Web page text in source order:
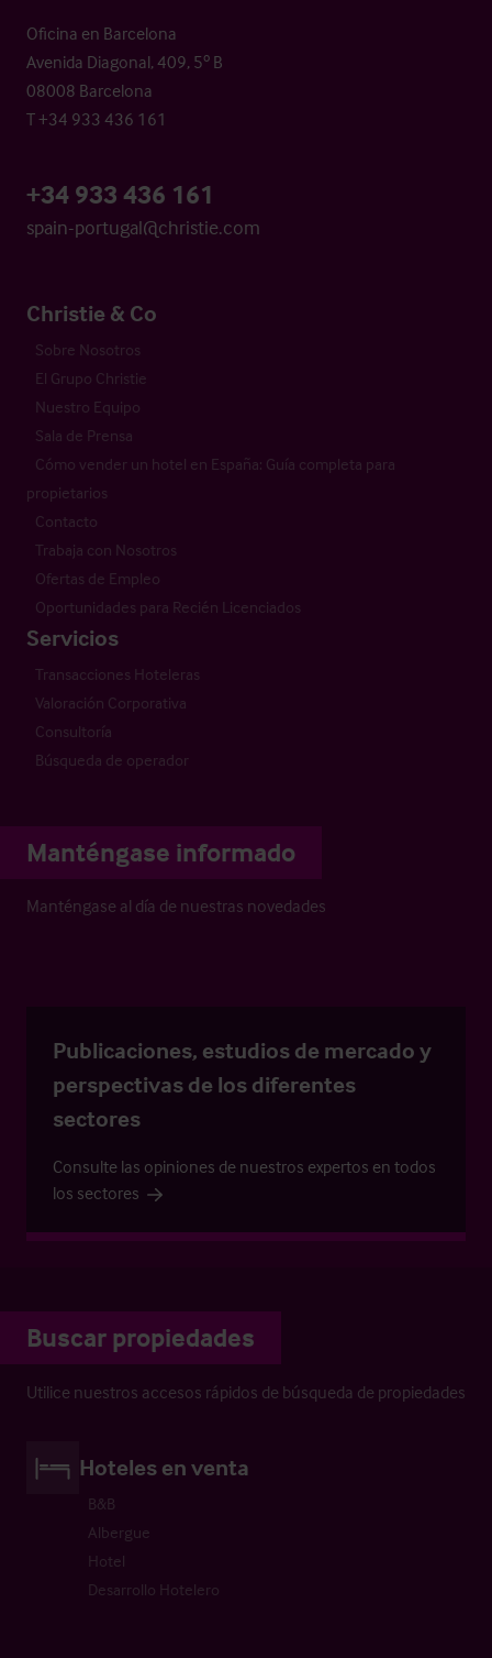
Oficina en Barcelona
Avenida Diagonal, 409, 5º B
08008 Barcelona
T +34 933 436 161
+34 933 436 161
spain-portugal@christie.com
Christie & Co
Sobre Nosotros
El Grupo Christie
Nuestro Equipo
Sala de Prensa
Cómo vender un hotel en España: Guía completa para
propietarios
Contacto
Trabaja con Nosotros
Ofertas de Empleo
Oportunidades para Recién Licenciados
Servicios
Transacciones Hoteleras
Valoración Corporativa
Consultoría
Búsqueda de operador
Manténgase informado
Manténgase al día de nuestras novedades
Publicaciones, estudios de mercado y
perspectivas de los diferentes
sectores
Consulte las opiniones de nuestros expertos en todos
los sectores
Buscar propiedades
Utilice nuestros accesos rápidos de búsqueda de propiedades
Hoteles en venta
B&B
Albergue
Hotel
Desarrollo Hotelero